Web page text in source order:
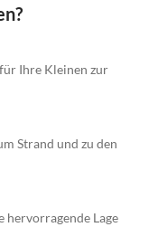
Ihre Kleinen zur
Strand und zu den
hervorragende Lage